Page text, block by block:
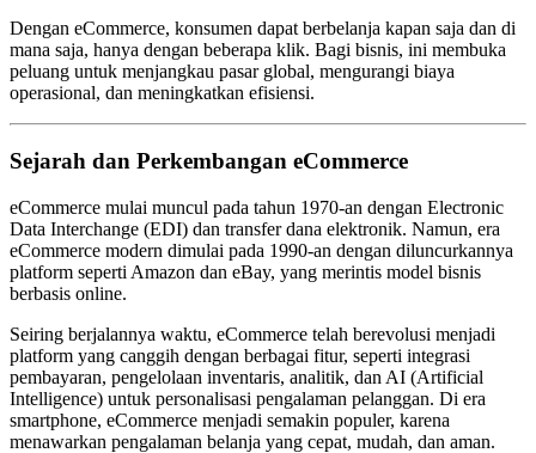
Dengan eCommerce, konsumen dapat berbelanja kapan saja dan di
mana saja, hanya dengan beberapa klik. Bagi bisnis, ini membuka
peluang untuk menjangkau pasar global, mengurangi biaya
operasional, dan meningkatkan efisiensi.
Sejarah dan Perkembangan eCommerce
eCommerce mulai muncul pada tahun 1970-an dengan Electronic
Data Interchange (EDI) dan transfer dana elektronik. Namun, era
eCommerce modern dimulai pada 1990-an dengan diluncurkannya
platform seperti Amazon dan eBay, yang merintis model bisnis
berbasis online.
Seiring berjalannya waktu, eCommerce telah berevolusi menjadi
platform yang canggih dengan berbagai fitur, seperti integrasi
pembayaran, pengelolaan inventaris, analitik, dan AI (Artificial
Intelligence) untuk personalisasi pengalaman pelanggan. Di era
smartphone, eCommerce menjadi semakin populer, karena
menawarkan pengalaman belanja yang cepat, mudah, dan aman.